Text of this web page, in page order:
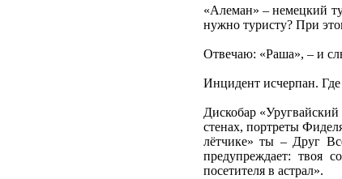
«Алеман» – немецкий
нужно туристу? При
Отвечаю: «Раша», – и
Инцидент исчерпан.
Дискобар
стенах, портреты
лётчике» ты – Друг
предупреждает: твоя
посетителя в астрал».